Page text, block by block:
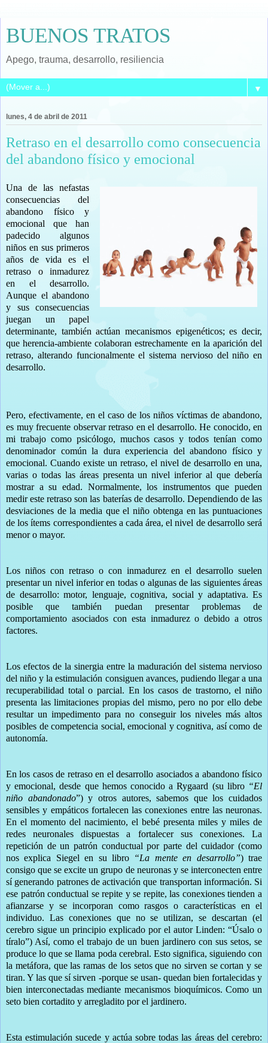
BUENOS TRATOS
Apego, trauma, desarrollo, resiliencia
▼
lunes, 4 de abril de 2011
Retraso en el desarrollo como consecuencia
del abandono físico y emocional
Una de las nefastas
consecuencias del
abandono físico y
emocional que han
padecido algunos
niños en sus primeros
años de vida es el
retraso o inmadurez
en el desarrollo.
Aunque el abandono
y sus consecuencias
juegan un papel
determinante, también actúan mecanismos epigenéticos; es decir,
que herencia-ambiente colaboran estrechamente en la aparición del
retraso, alterando funcionalmente el sistema nervioso del niño en
desarrollo.
Pero, efectivamente, en el caso de los niños víctimas de abandono,
es muy frecuente observar retraso en el desarrollo. He conocido, en
mi trabajo como psicólogo, muchos casos y todos tenían como
denominador común la dura experiencia del abandono físico y
emocional. Cuando existe un retraso, el nivel de desarrollo en una,
varias o todas las áreas presenta un nivel inferior al que debería
mostrar a su edad. Normalmente, los instrumentos que pueden
medir este retraso son las baterías de desarrollo. Dependiendo de las
desviaciones de la media que el niño obtenga en las puntuaciones
de los ítems correspondientes a cada área, el nivel de desarrollo será
menor o mayor.
Los niños con retraso o con inmadurez en el desarrollo suelen
presentar un nivel inferior en todas o algunas de las siguientes áreas
de desarrollo: motor, lenguaje, cognitiva, social y adaptativa. Es
posible que también puedan presentar problemas de
comportamiento asociados con esta inmadurez o debido a otros
factores.
Los efectos de la sinergia entre la maduración del sistema nervioso
del niño y la estimulación consiguen avances, pudiendo llegar a una
recuperabilidad total o parcial. En los casos de trastorno, el niño
presenta las limitaciones propias del mismo, pero no por ello debe
resultar un impedimento para no conseguir los niveles más altos
posibles de competencia social, emocional y cognitiva, así como de
autonomía.
En los casos de retraso en el desarrollo asociados a abandono físico
y emocional, desde que hemos conocido a Rygaard (su libro “El
niño abandonado”) y otros autores, sabemos que los cuidados
sensibles y empáticos fortalecen las conexiones entre las neuronas.
En el momento del nacimiento, el bebé presenta miles y miles de
redes neuronales dispuestas a fortalecer sus conexiones. La
repetición de un patrón conductual por parte del cuidador (como
nos explica Siegel en su libro “La mente en desarrollo”) trae
consigo que se excite un grupo de neuronas y se interconecten entre
sí generando patrones de activación que transportan información. Si
ese patrón conductual se repite y se repite, las conexiones tienden a
afianzarse y se incorporan como rasgos o características en el
individuo. Las conexiones que no se utilizan, se descartan (el
cerebro sigue un principio explicado por el autor Linden: “Úsalo o
tíralo”) Así, como el trabajo de un buen jardinero con sus setos, se
produce lo que se llama poda cerebral. Esto significa, siguiendo con
la metáfora, que las ramas de los setos que no sirven se cortan y se
tiran. Y las que sí sirven -porque se usan- quedan bien fortalecidas y
bien interconectadas mediante mecanismos bioquímicos. Como un
seto bien cortadito y arregladito por el jardinero.
Esta estimulación sucede y actúa sobre todas las áreas del cerebro: